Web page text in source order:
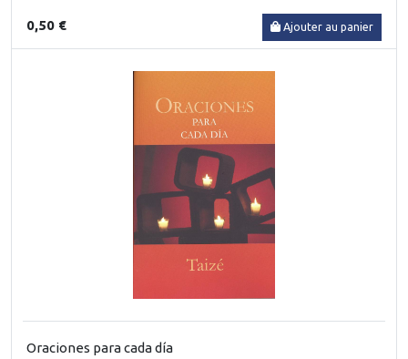
0,50 € Ajouter au panier
Oraciones para cada día